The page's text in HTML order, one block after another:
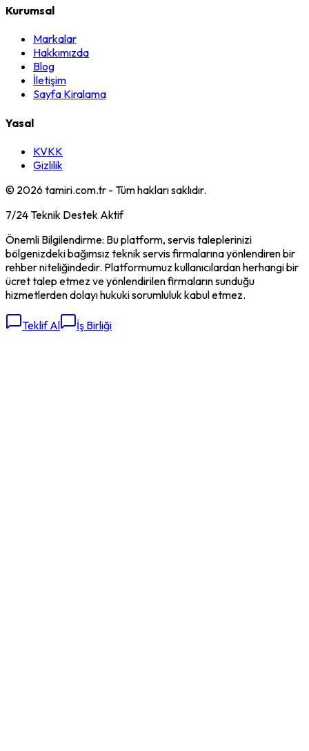
Kurumsal
Markalar
Hakkımızda
Blog
İletişim
Sayfa Kiralama
Yasal
KVKK
Gizlilik
© 2026tamiri.com.tr - Tüm hakları saklıdır.
7/24 Teknik Destek Aktif
Önemli Bilgilendirme: Bu platform, servis taleplerinizi
bölgenizdeki bağımsız teknik servis firmalarına yönlendiren bir
rehber niteliğindedir. Platformumuz kullanıcılardan herhangi bir
ücret talep etmez ve yönlendirilen firmaların sunduğu
hizmetlerden dolayı hukuki sorumluluk kabul etmez.
Teklif Al İş Birliği